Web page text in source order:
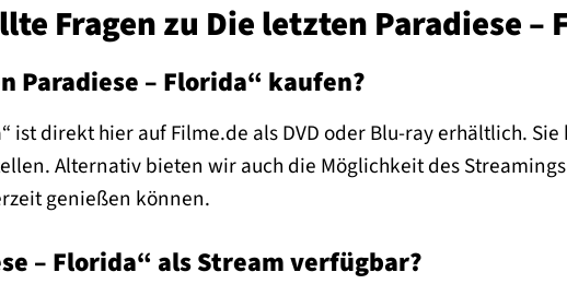
Fragen zu Die letzten Paradiese –
Paradiese – Florida“ kaufen?
ist direkt hier auf Filme.de als DVD oder Blu-ray erhältlich.
Alternativ bieten wir auch die Möglichkeit des
genießen können.
– Florida“ als Stream verfügbar?